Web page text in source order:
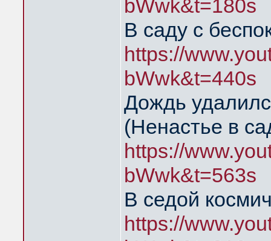
bWwk&t=180s
В саду с
https://
bWwk&t=440s
Дождь
(Ненастье в
https://
bWwk&t=563s
В седой
https://